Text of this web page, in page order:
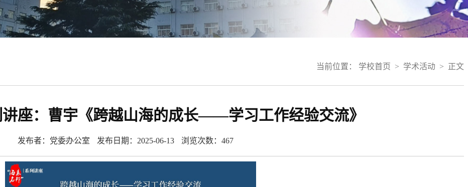
当前位置： 学校首页 > 学术活动 > 正文
讲座：曹宇《跨越山海的成长——学习工作经验交流》
发布者：党委办公室 发布日期：2025-06-13 浏览次数： 467